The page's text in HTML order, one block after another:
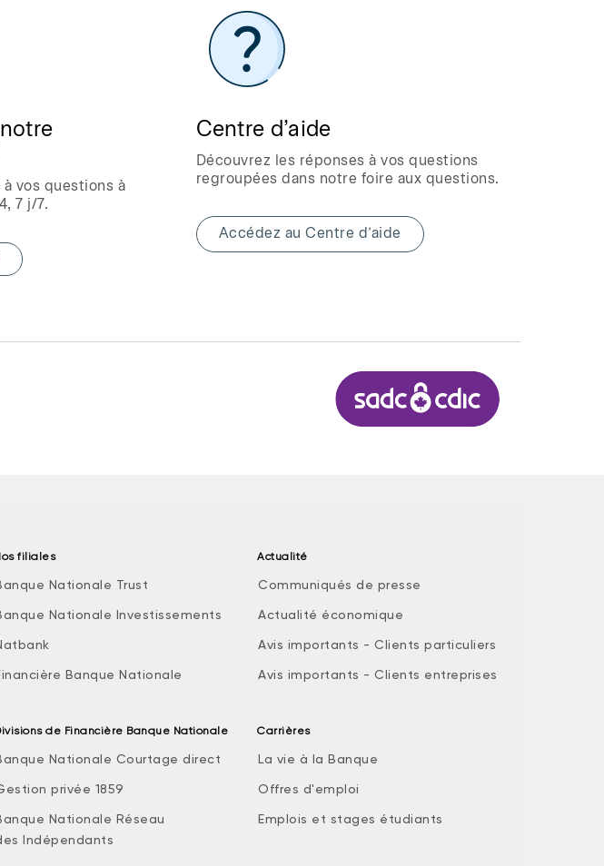
vos questions à
7 j/7.
Centre d’aide
Découvrez les réponses à vos questions
regroupées dans notre foire aux questions.
Accédez au Centre d’aide
filiales
Nationale Trust
Nationale Investissements
Banque Nationale
de Financière Banque Nationale
Nationale Courtage direct
privée 1859
Nationale Réseau
Indépendants
Actualité
Communiqués de presse
Actualité économique
Avis importants - Clients particuliers
Avis importants - Clients entreprises
Carrières
La vie à la Banque
Offres d'emploi
Emplois et stages étudiants